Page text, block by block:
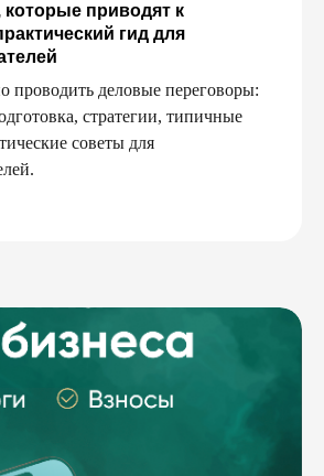
приводят к
гид для
проводить деловые переговоры:
стратегии, типичные
советы для